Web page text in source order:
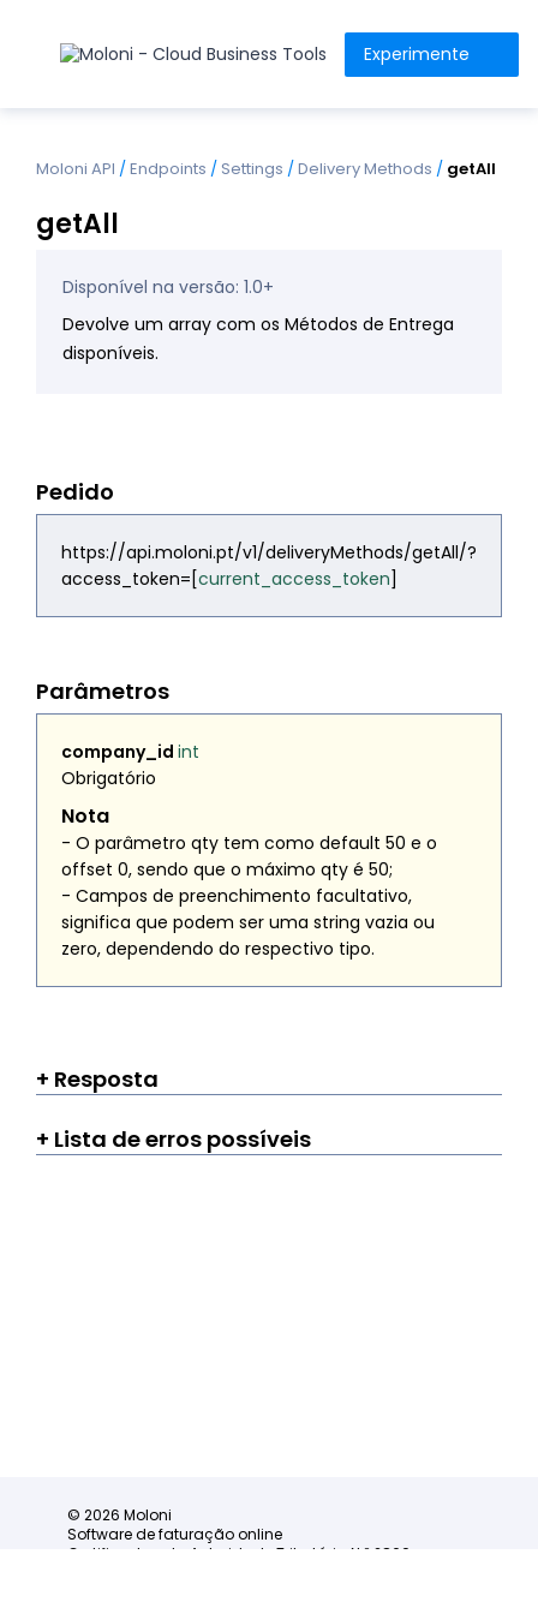
Experimente
Moloni API /Endpoints / Settings /Delivery Methods / getAll
getAll
Disponível na versão: 1.0+
Devolve um array com os Métodos de Entrega
disponíveis.
Pedido
https://api.moloni.pt/v1/deliveryMethods/getAll/?
access_token=[current_access_token]
Parâmetros
company_id int
Obrigatório
Nota
- O parâmetro qty tem como default 50 e o
offset 0, sendo que o máximo qty é 50;
- Campos de preenchimento facultativo,
significa que podem ser uma string vazia ou
zero, dependendo do respectivo tipo.
Resposta
Lista de erros possíveis
© 2026 Moloni
Software de faturação online
Certificado pela Autoridade Tributária N.º 2860